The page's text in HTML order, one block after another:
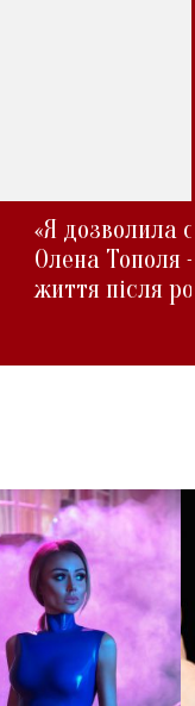
«Я дозволила
Олена Тополя
життя після